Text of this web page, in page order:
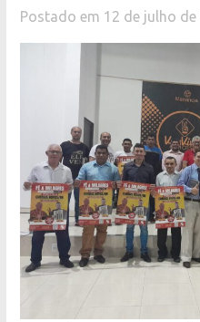
Postado em 12 de julho de